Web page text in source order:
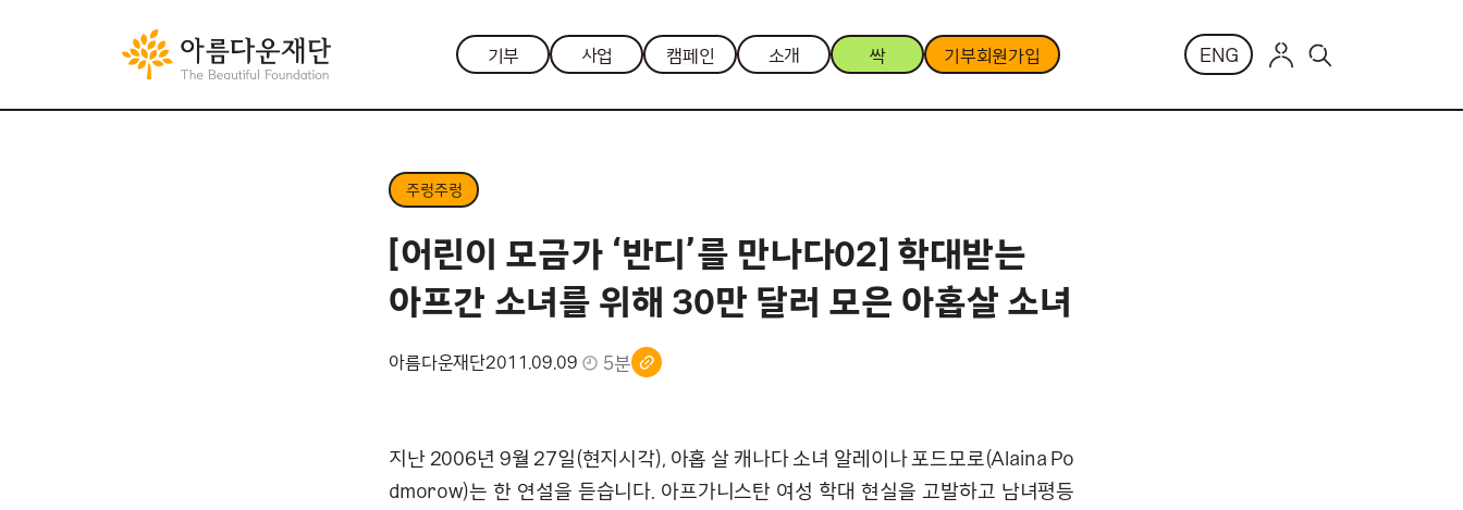
기부 사업 캠페인 소개 싹 기부회원가입 ENG
주렁주렁
[어린이 모금가 ‘반디’를 만나다02] 학대받는
아프간 소녀를 위해 30만 달러 모은 아홉살 소녀
아름다운재단2011.09.09 5분
지난 2006년 9월 27일(현지시각), 아홉 살 캐나다 소녀 알레이나 포드모로(Alaina Po
dmorow)는 한 연설을 듣습니다. 아프가니스탄 여성 학대 현실을 고발하고 남녀평등